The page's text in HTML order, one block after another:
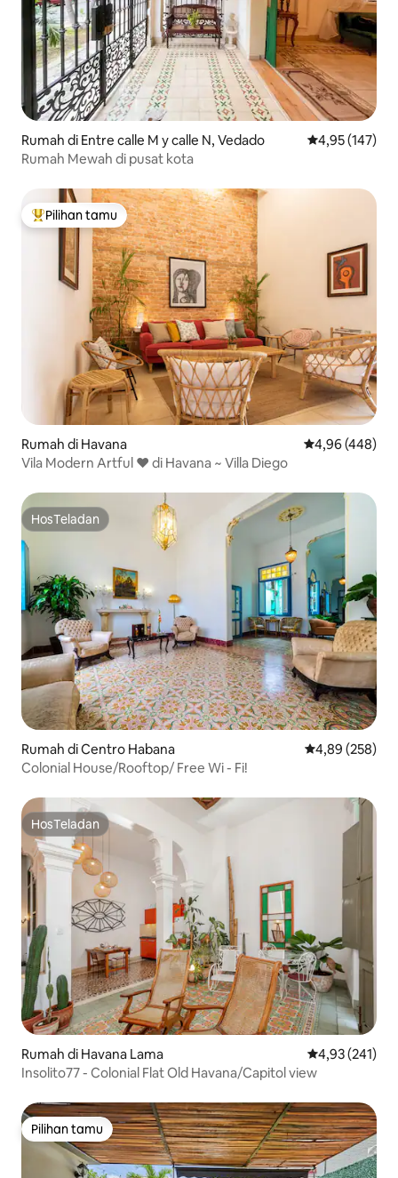
Rumah di Entre calle M y calle N, Vedado Nilai rata-rata
4,95 (147)
Rumah Mewah di pusat kota
Pilihan tamu terpopuler
Pilihan tamu
Rumah di Havana Nilai rata-rata
4,96 (448)
Vila Modern Artful ❤️ di Havana ~ Villa Diego
HosTeladan
HosTeladan
Rumah di Centro Habana Nilai rata-rata
4,89 (258)
Colonial House/Rooftop/ Free Wi - Fi!
HosTeladan
HosTeladan
Rumah di Havana Lama Nilai rata-rata
4,93 (241)
Insolito77 - Colonial Flat Old Havana/Capitol view
Pilihan tamu
Pilihan tamu